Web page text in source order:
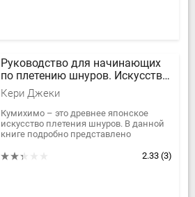
Руководство для начинающих
по плетению шнуров. Искусство
кумихимо
Кери Джеки
Кумихимо – это древнее японское
искусство плетения шнуров. В данной
книге подробно представлено
японского искусства кумихимо.
2.33 (3)